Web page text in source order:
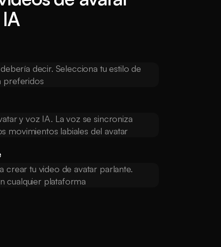
decir. Selecciona tu estilo de
preferidos
y voz IA. La voz se sincroniza
movimientos labiales del avatar
crear tu video de avatar parlante.
cualquier plataforma